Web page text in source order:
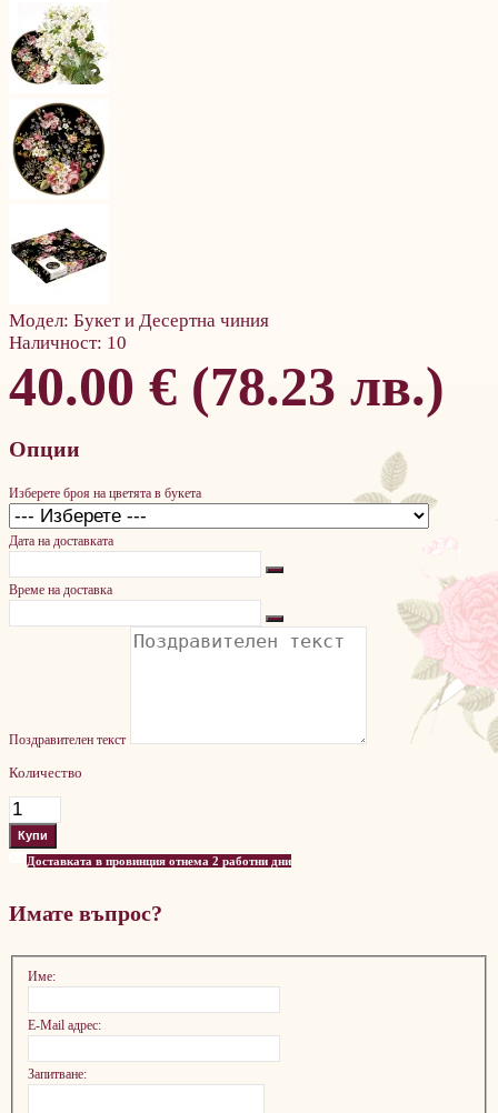
Модел: Букет и Десертна чиния
Наличност: 10
40.00 € (78.23 лв.)
Опции
Изберете броя на цветята в букета
Дата на доставката
Време на доставка
Поздравителен текст
Количество
Доставката в провинция отнема 2 работни дни
Имате въпрос?
Име:
E-Mail адрес:
Запитване: